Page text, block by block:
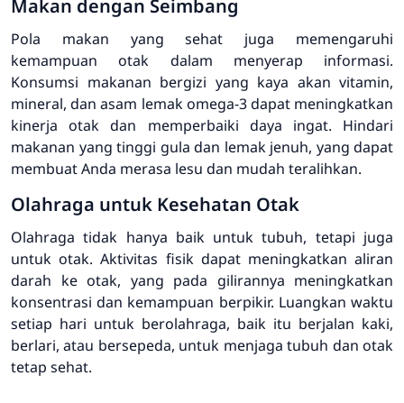
Makan dengan Seimbang
Pola makan yang sehat juga memengaruhi
kemampuan otak dalam menyerap informasi.
Konsumsi makanan bergizi yang kaya akan vitamin,
mineral, dan asam lemak omega-3 dapat meningkatkan
kinerja otak dan memperbaiki daya ingat. Hindari
makanan yang tinggi gula dan lemak jenuh, yang dapat
membuat Anda merasa lesu dan mudah teralihkan.
Olahraga untuk Kesehatan Otak
Olahraga tidak hanya baik untuk tubuh, tetapi juga
untuk otak. Aktivitas fisik dapat meningkatkan aliran
darah ke otak, yang pada gilirannya meningkatkan
konsentrasi dan kemampuan berpikir. Luangkan waktu
setiap hari untuk berolahraga, baik itu berjalan kaki,
berlari, atau bersepeda, untuk menjaga tubuh dan otak
tetap sehat.